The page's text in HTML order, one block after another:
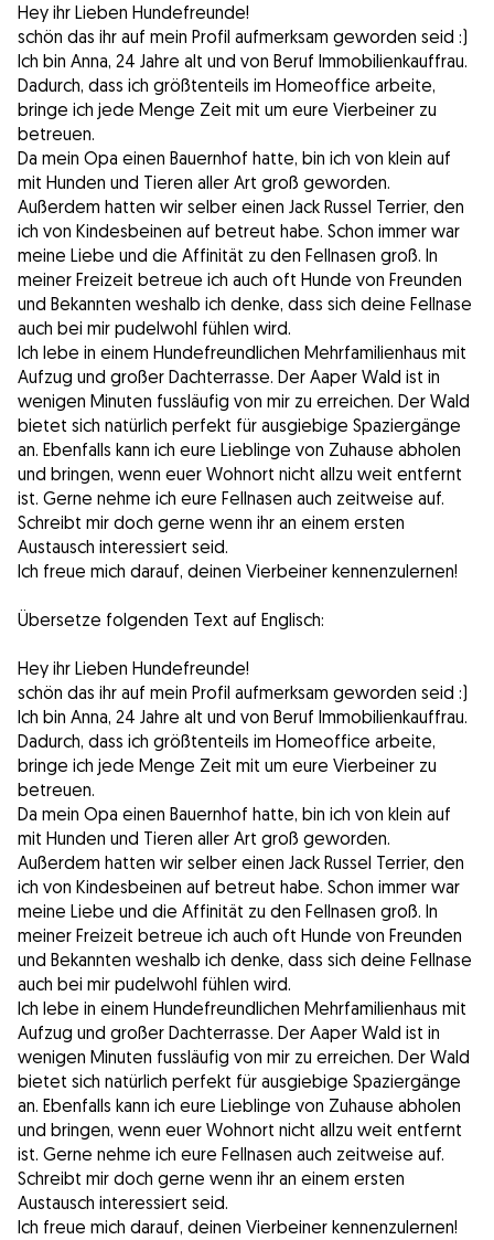
Hey ihr Lieben Hundefreunde!
schön das ihr auf mein Profil aufmerksam geworden seid :)
Ich bin Anna, 24 Jahre alt und von Beruf Immobilienkauffrau.
Dadurch, dass ich größtenteils im Homeoffice arbeite,
bringe ich jede Menge Zeit mit um eure Vierbeiner zu
betreuen.
Da mein Opa einen Bauernhof hatte, bin ich von klein auf
mit Hunden und Tieren aller Art groß geworden.
Außerdem hatten wir selber einen Jack Russel Terrier, den
ich von Kindesbeinen auf betreut habe. Schon immer war
meine Liebe und die Affinität zu den Fellnasen groß. In
meiner Freizeit betreue ich auch oft Hunde von Freunden
und Bekannten weshalb ich denke, dass sich deine Fellnase
auch bei mir pudelwohl fühlen wird.
Ich lebe in einem Hundefreundlichen Mehrfamilienhaus mit
Aufzug und großer Dachterrasse. Der Aaper Wald ist in
wenigen Minuten fussläufig von mir zu erreichen. Der Wald
bietet sich natürlich perfekt für ausgiebige Spaziergänge
an. Ebenfalls kann ich eure Lieblinge von Zuhause abholen
und bringen, wenn euer Wohnort nicht allzu weit entfernt
ist. Gerne nehme ich eure Fellnasen auch zeitweise auf.
Schreibt mir doch gerne wenn ihr an einem ersten
Austausch interessiert seid.
Ich freue mich darauf, deinen Vierbeiner kennenzulernen!
Übersetze folgenden Text auf Englisch:
Hey ihr Lieben Hundefreunde!
schön das ihr auf mein Profil aufmerksam geworden seid :)
Ich bin Anna, 24 Jahre alt und von Beruf Immobilienkauffrau.
Dadurch, dass ich größtenteils im Homeoffice arbeite,
bringe ich jede Menge Zeit mit um eure Vierbeiner zu
betreuen.
Da mein Opa einen Bauernhof hatte, bin ich von klein auf
mit Hunden und Tieren aller Art groß geworden.
Außerdem hatten wir selber einen Jack Russel Terrier, den
ich von Kindesbeinen auf betreut habe. Schon immer war
meine Liebe und die Affinität zu den Fellnasen groß. In
meiner Freizeit betreue ich auch oft Hunde von Freunden
und Bekannten weshalb ich denke, dass sich deine Fellnase
auch bei mir pudelwohl fühlen wird.
Ich lebe in einem Hundefreundlichen Mehrfamilienhaus mit
Aufzug und großer Dachterrasse. Der Aaper Wald ist in
wenigen Minuten fussläufig von mir zu erreichen. Der Wald
bietet sich natürlich perfekt für ausgiebige Spaziergänge
an. Ebenfalls kann ich eure Lieblinge von Zuhause abholen
und bringen, wenn euer Wohnort nicht allzu weit entfernt
ist. Gerne nehme ich eure Fellnasen auch zeitweise auf.
Schreibt mir doch gerne wenn ihr an einem ersten
Austausch interessiert seid.
Ich freue mich darauf, deinen Vierbeiner kennenzulernen!